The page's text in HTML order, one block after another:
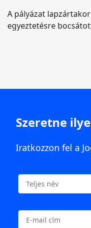
A pályázat
egyeztetésre
Szeretne
Iratkozzon fel a